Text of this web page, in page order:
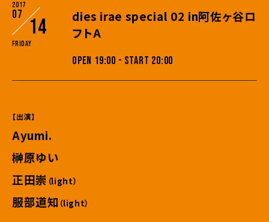
2017
07
14
Friday
dies irae special 02 in阿佐ヶ谷ロ
フトA
OPEN 19:00 - START 20:00
【出演】
Ayumi.
榊原ゆい
正田崇 （light）
服部道知 （light）